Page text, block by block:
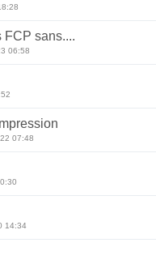
FCP sans....
06:58
07:48
14:34